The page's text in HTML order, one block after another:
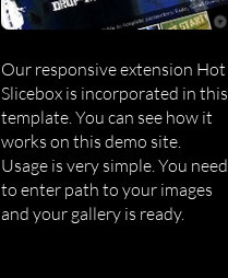
Our responsive extension Hot
Slicebox is incorporated in this
template. You can see how it
works on this demo site.
Usage is very simple. You need
to enter path to your images
and your gallery is ready.